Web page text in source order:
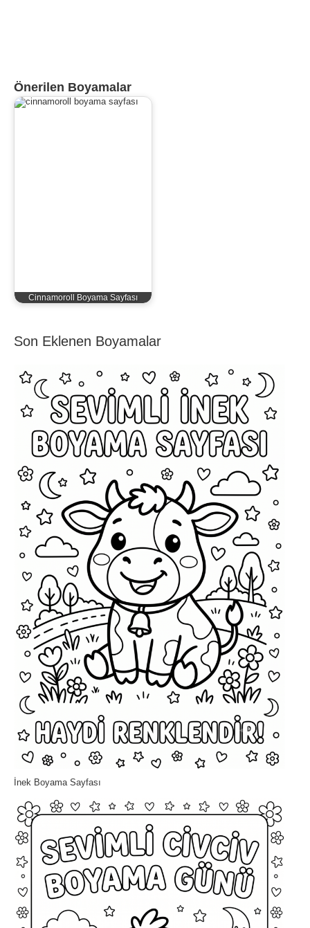
Önerilen Boyamalar
Cinnamoroll Boyama Sayfası
Son Eklenen Boyamalar
İnek Boyama Sayfası